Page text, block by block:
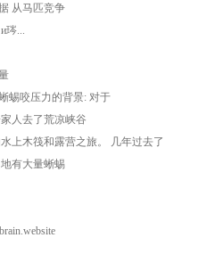
从马匹竞争
琌...
蜴咬压力的背景: 对于
人去了荒凉峡谷
上木筏和露营之旅。 几年过去了
有大量蜥蜴